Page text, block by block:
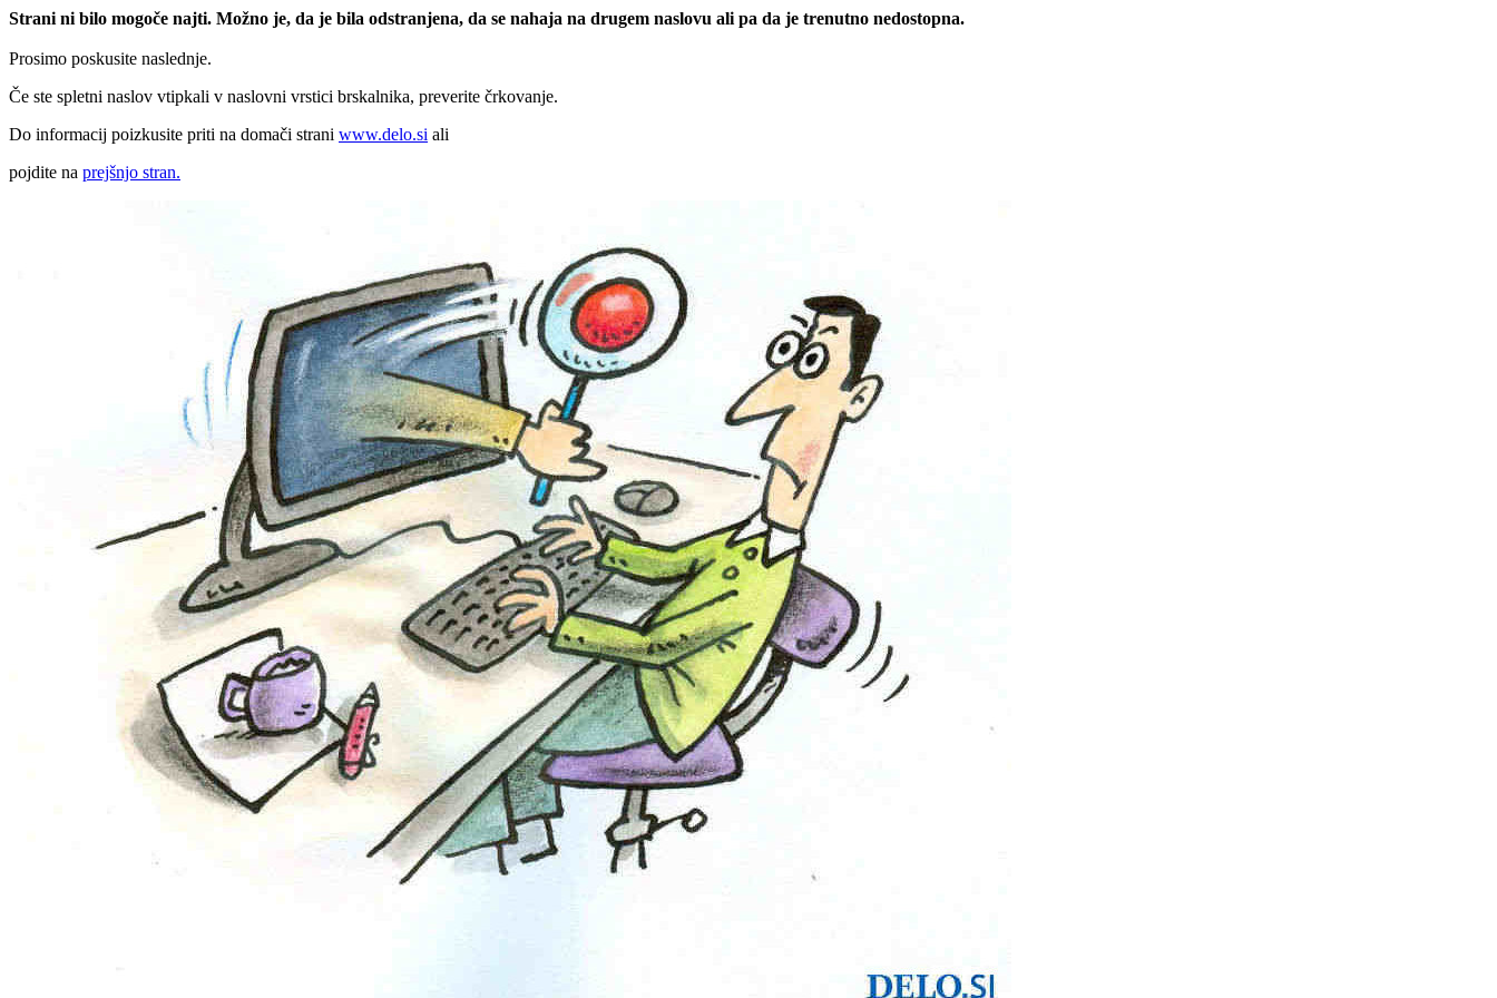
Strani ni bilo mogoče najti. Možno je, da je bila odstranjena, da se nahaja na drugem naslovu ali pa da je trenutno nedostopna.
Prosimo poskusite naslednje.
Če ste spletni naslov vtipkali v naslovni vrstici brskalnika, preverite črkovanje.
Do informacij poizkusite priti na domači strani www.delo.si ali
pojdite na prejšnjo stran.